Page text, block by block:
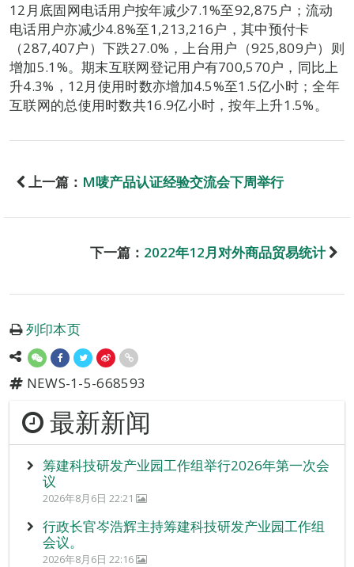
12月底固网电话用户按年减少7.1%至92,875户；流动
电话用户亦减少4.8%至1,213,216户，其中预付卡
（287,407户）下跌27.0%，上台用户（925,809户）则
增加5.1%。期末互联网登记用户有700,570户，同比上
升4.3%，12月使用时数亦增加4.5%至1.5亿小时；全年
互联网的总使用时数共16.9亿小时，按年上升1.5%。
上一篇： M唛产品认证经验交流会下周举行
下一篇： 2022年12月对外商品贸易统计
列印本页
NEWS-1-5-668593
最新新闻
筹建科技研发产业园工作组举行2026年第一次会
议
2026年8月6日 22:21
行政长官岑浩辉主持筹建科技研发产业园工作组
会议。
2026年8月6日 22:16